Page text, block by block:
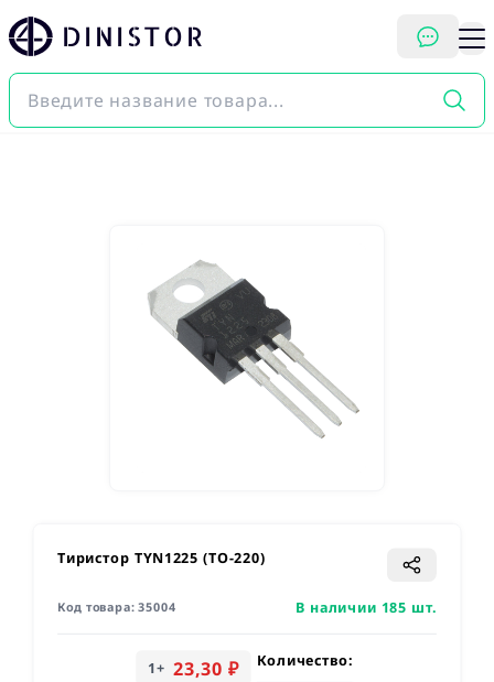
DINISTOR
Тиристор TYN1225 (TO-220)
Код товара:35004 В наличии 185 шт.
1+ 23,30 ₽ Количество: